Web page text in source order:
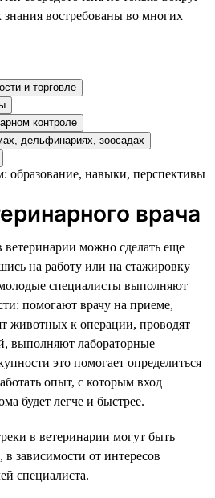
востребованы во многих
и торговле
контроле
дельфинариях, зоосадах
врача
можно сделать еще
на работу или на стажировку
специалисты выполняют
помогают врачу на приеме,
животных к операции, проводят
выполняют лабораторные
это помогает определиться
опыт, с которым вход
будет легче и быстрее.
в ветеринарии могут быть
зависимости от интересов
специалиста.